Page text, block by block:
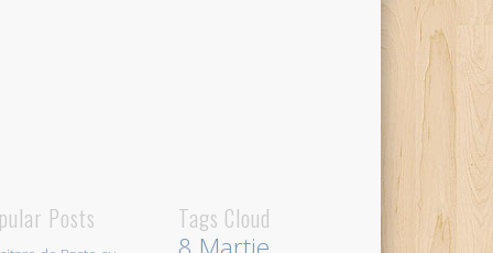
Posts Tags Cloud